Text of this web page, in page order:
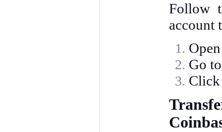
Follow
account
Go
Click